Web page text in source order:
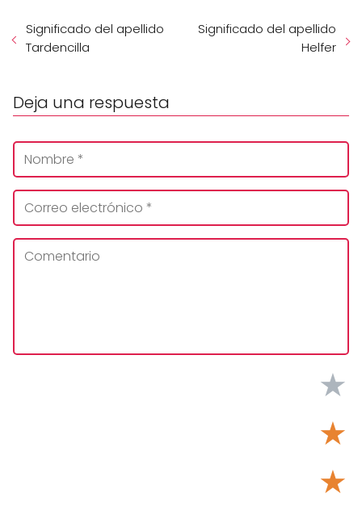
Significado del apellido
Tardencilla
Significado del apellido
Helfer
Deja una respuesta
★
★
★